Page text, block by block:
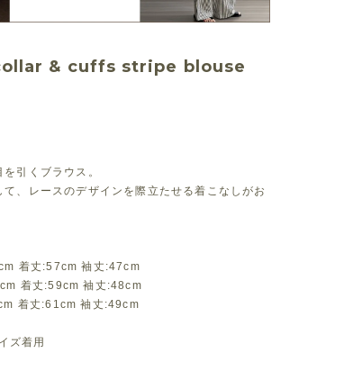
& cuffs stripe blouse
引くブラウス。
、レースのデザインを際立たせる着こなしがお
着丈:57cm 袖丈:47cm
着丈:59cm 袖丈:48cm
着丈:61cm 袖丈:49cm
ズ着用